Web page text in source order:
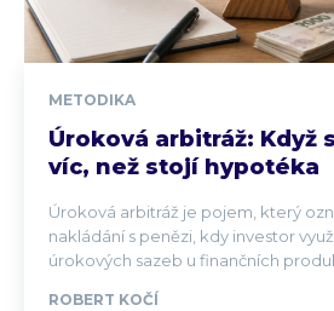
METODIKA
Úroková arbitráž: Když
víc, než stojí hypotéka
Úroková arbitráž je pojem, který
nakládání s penězi, kdy investor
úrokových sazeb u finančních
ROBERT KOČÍ